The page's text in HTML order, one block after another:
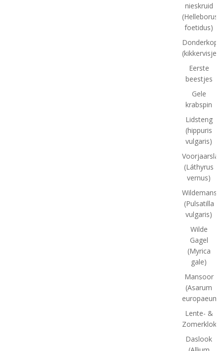
nieskruid
(Helleborus
foetidus)
Eerste
beestjes
Gele
krabspin
Lidsteng
(hippuris
vulgaris)
(Láthyrus
vernus)
(Pulsatilla
vulgaris)
Wilde
Gagel
(Myrica
gale)
Mansoor
(Asarum
europaeum)
Lente- &
Daslook